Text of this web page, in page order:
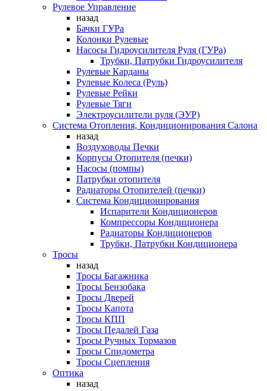
Рулевое Управление
назад
Бачки ГУРа
Колонки Рулевые
Насосы Гидроусилителя Руля (ГУРа)
Трубки, Патрубки Гидроусилителя
Рулевые Карданы
Рулевые Колеса (Руль)
Рулевые Рейки
Рулевые Тяги
Электроусилители руля (ЭУР)
Система Отопления, Кондиционирования Салона
назад
Воздуховоды Печки
Корпусы Отопителя (печки)
Насосы (помпы)
Патрубки отопителя
Радиаторы Отопителей (печки)
Система Кондиционирования
Испарители Кондиционеров
Компрессоры Кондиционера
Радиаторы Кондиционеров
Трубки, Патрубки Кондиционера
Тросы
назад
Тросы Багажника
Тросы Бензобака
Тросы Дверей
Тросы Капота
Тросы КПП
Тросы Педалей Газа
Тросы Ручных Тормазов
Тросы Спидометра
Тросы Сцепления
Оптика
назад